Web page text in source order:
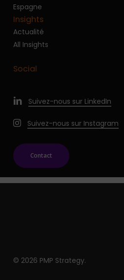
Espagne
Insights
Actualité
All Insights
Social
Suivez-nous sur LinkedIn
Suivez-nous sur Instagram
Contact
© 2026 PMP Strategy.